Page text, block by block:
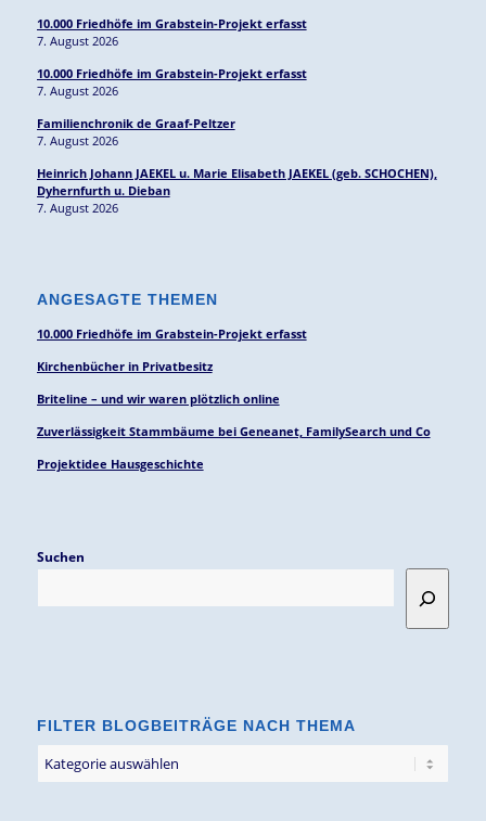
10.000 Friedhöfe im Grabstein-Projekt erfasst
7. August 2026
10.000 Friedhöfe im Grabstein-Projekt erfasst
7. August 2026
Familienchronik de Graaf-Peltzer
7. August 2026
Heinrich Johann JAEKEL u. Marie Elisabeth JAEKEL (geb. SCHOCHEN),
Dyhernfurth u. Dieban
7. August 2026
ANGESAGTE THEMEN
10.000 Friedhöfe im Grabstein-Projekt erfasst
Kirchenbücher in Privatbesitz
Briteline – und wir waren plötzlich online
Zuverlässigkeit Stammbäume bei Geneanet, FamilySearch und Co
Projektidee Hausgeschichte
Suchen
FILTER BLOGBEITRÄGE NACH THEMA
Blogbeiträge